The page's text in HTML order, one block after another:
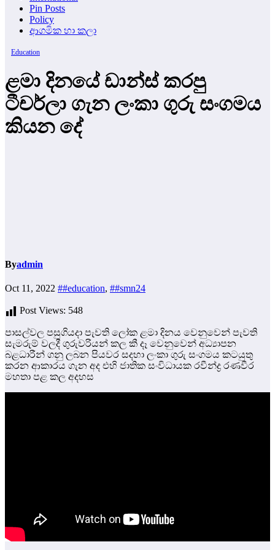
Pin Posts
Policy
ආගමික හා කලා
Education
ළමා දිනයේ ඩාන්ස් කරපු
ටීචර්ලා ගැන ලංකා ගුරු සංගමය
කියන දේ
Byadmin
Oct 11, 2022 ##education, ##smn24
Post Views: 548
පාසල්වල පසුගියදා පැවති ලෝක ළමා දිනය වෙනුවෙන් පැවති
සැමරුම් වලදී ගුරුවරියන් කල කී දෑ වෙනුවෙන් අධ්‍යාපන
බළධාරීන් ගනු ලබන පියවර සදහා ලංකා ගුරු සංගමය කටයුතු
කරන ආකාරය ගැන අද එහි ජාතික සංවිධායක රවීන්ද්‍ර රණවීර
මහතා පළ කල අදහස